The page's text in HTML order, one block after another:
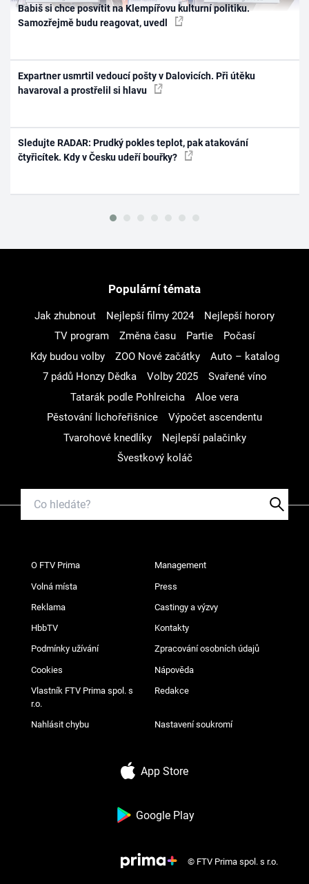
Babiš si chce posvítit na Klempířovu kulturní politiku.
Samozřejmě budu reagovat, uvedl
Expartner usmrtil vedoucí pošty v Dalovicích. Při útěku
havaroval a prostřelil si hlavu
Sledujte RADAR: Prudký pokles teplot, pak atakování
čtyřicítek. Kdy v Česku udeří bouřky?
Populární témata
Jak zhubnout Nejlepší filmy 2024
Nejlepší horory
TV program
Změna času Partie
Počasí
Kdy budou volby
ZOO Nové začátky
Auto – katalog
7 pádů Honzy Dědka
Volby 2025
Svařené víno
Tatarák podle Pohlreicha
Aloe vera
Pěstování lichořeřišnice
Výpočet ascendentu
Tvarohové knedlíky
Nejlepší palačinky
Švestkový koláč
O FTV Prima Management
Volná místa Press
Reklama Castingy a výzvy
HbbTV Kontakty
Podmínky užívání Zpracování osobních údajů
Cookies Nápověda
Vlastník FTV Prima spol. s
r.o.
Redakce
Nahlásit chybu Nastavení soukromí
App Store
Google Play
© FTV Prima spol. s r.o.